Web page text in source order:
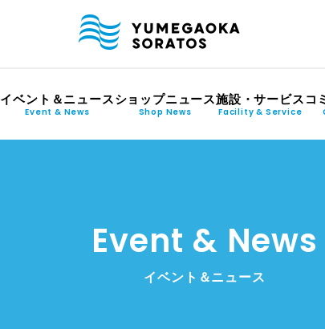
イベント＆ニュース
Event & News
ショップニュース
Shop News
施設・サービス
Facility & Service
コ
Event & News
イベント＆ニュース